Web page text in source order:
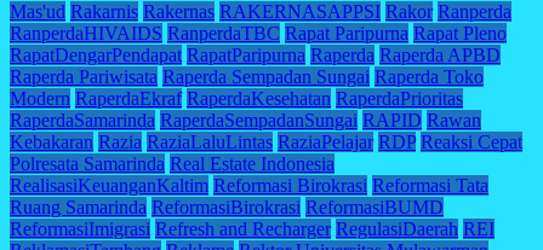
Mas'ud Rakarnis Rakernas RAKERNASAPPSI Rakor Ranperda
RanperdaHIVAIDS RanperdaTBC Rapat Paripurna Rapat Pleno
RapatDengarPendapat RapatParipurna Raperda Raperda APBD
Raperda Pariwisata Raperda Sempadan Sungai Raperda Toko
Modern RaperdaEkraf RaperdaKesehatan RaperdaPrioritas
RaperdaSamarinda RaperdaSempadanSungai RAPID Rawan
Kebakaran Razia RaziaLaluLintas RaziaPelajar RDP Reaksi Cepat
Polresata Samarinda Real Estate Indonesia
RealisasiKeuanganKaltim Reformasi Birokrasi Reformasi Tata
Ruang Samarinda ReformasiBirokrasi ReformasiBUMD
ReformasiImigrasi Refresh and Recharger RegulasiDaerah REI